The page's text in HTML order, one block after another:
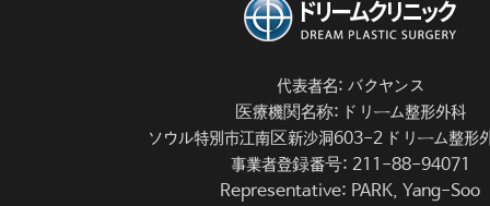
代表者名: バクヤンス
医療機関名称: ドリーム整形外科
ソウル特別市江南区新沙洞603-2 ドリーム整形
事業者登録番号: 211-88-94071
Representative: PARK, Yang-Soo